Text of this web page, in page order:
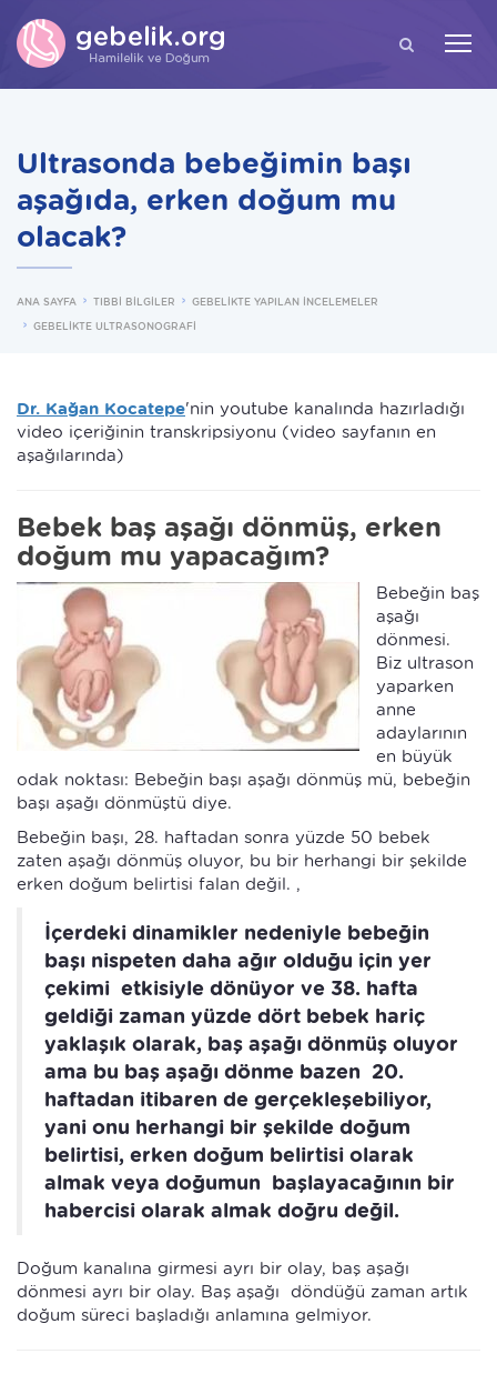
ARA
Ultrasonda bebeğimin başı
aşağıda, erken doğum mu
olacak?
ANA SAYFA TIBBİ BİLGİLER
GEBELİKTE YAPILAN İNCELEMELER
GEBELİKTE ULTRASONOGRAFİ
Dr. Kağan Kocatepe'nin youtube kanalında hazırladığı
video içeriğinin transkripsiyonu (video sayfanın en
aşağılarında)
Bebek baş aşağı dönmüş, erken
doğum mu yapacağım?
Bebeğin baş
aşağı
dönmesi.
Biz ultrason
yaparken
anne
adaylarının
en büyük
odak noktası: Bebeğin başı aşağı dönmüş mü, bebeğin
başı aşağı dönmüştü diye.
Bebeğin başı, 28. haftadan sonra yüzde 50 bebek
zaten aşağı dönmüş oluyor, bu bir herhangi bir şekilde
erken doğum belirtisi falan değil. ,
İçerdeki dinamikler nedeniyle bebeğin
başı nispeten daha ağır olduğu için yer
çekimi etkisiyle dönüyor ve 38. hafta
geldiği zaman yüzde dört bebek hariç
yaklaşık olarak, baş aşağı dönmüş oluyor
ama bu baş aşağı dönme bazen 20.
haftadan itibaren de gerçekleşebiliyor,
yani onu herhangi bir şekilde doğum
belirtisi, erken doğum belirtisi olarak
almak veya doğumun başlayacağının bir
habercisi olarak almak doğru değil.
Doğum kanalına girmesi ayrı bir olay, baş aşağı
dönmesi ayrı bir olay. Baş aşağı döndüğü zaman artık
doğum süreci başladığı anlamına gelmiyor.